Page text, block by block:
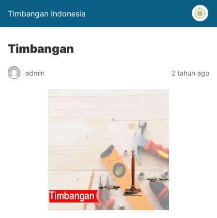
Timbangan Indonesia
Timbangan
admin 2 tahun ago